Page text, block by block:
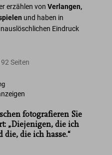
erzählen vonVerlangen,
und haben in
Eindruck
Seiten
fotografieren Sie
„Diejenigen, die ich
die, die ich hasse.“